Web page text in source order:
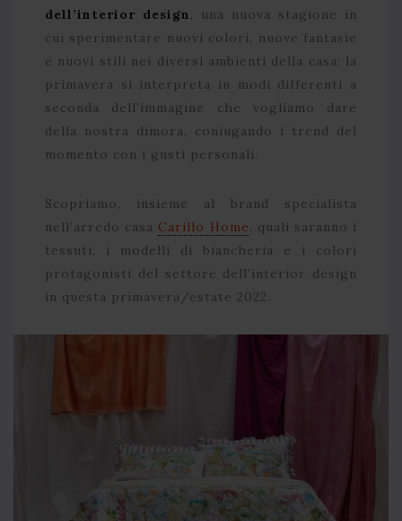
dell’interior design, una nuova stagione in
cui sperimentare nuovi colori, nuove fantasie
e nuovi stili nei diversi ambienti della casa: la
primavera si interpreta in modi differenti a
seconda dell’immagine che vogliamo dare
della nostra dimora, coniugando i trend del
momento con i gusti personali.
Scopriamo, insieme al brand specialista
nell’arredo casa Carillo Home, quali saranno i
tessuti, i modelli di biancheria e i colori
protagonisti del settore dell’interior design
in questa primavera/estate 2022.